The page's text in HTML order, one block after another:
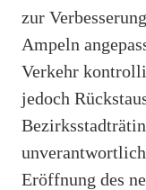
zur
Ampeln
Verkehr
jedoch
Eröffnung des